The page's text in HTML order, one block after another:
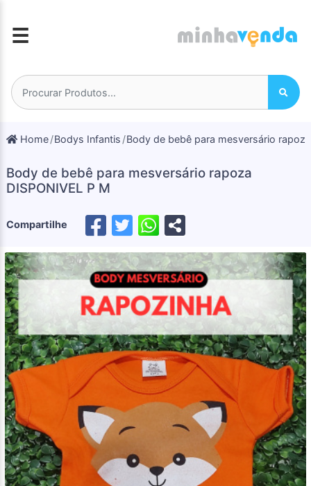
☰
Home Bodys Infantis Body de bebê para mesversário
Body de bebê para mesversário rapoza
DISPONIVEL P M
Compartilhe